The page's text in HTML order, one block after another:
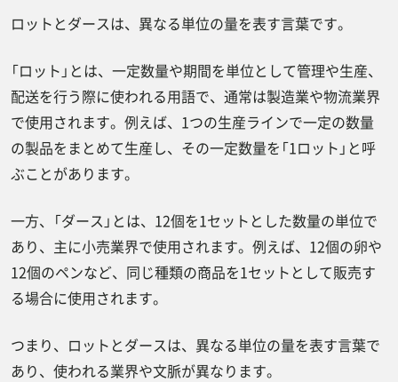
ロット管理・ロット生産のメリットとは？
最低生産個数を決めることでコスト削
減が可能
在庫の最適化ができる
コスト削減が可能
ロット管理・ロット生産にデメリットはあ
る？
ロット生産とその他の生産方式の違いは？
２：バッチ生産
ロットとダースは、異なる単位の量を表す言葉です。
「ロット」とは、一定数量や期間を単位として管理や生産、
配送を行う際に使われる用語で、通常は製造業や物流業界
で使用されます。例えば、1つの生産ラインで一定の数量
の製品をまとめて生産し、その一定数量を「1ロット」と呼
ぶことがあります。
一方、「ダース」とは、12個を1セットとした数量の単位で
あり、主に小売業界で使用されます。例えば、12個の卵や
12個のペンなど、同じ種類の商品を1セットとして販売す
る場合に使用されます。
つまり、ロットとダースは、異なる単位の量を表す言葉で
あり、使われる業界や文脈が異なります。